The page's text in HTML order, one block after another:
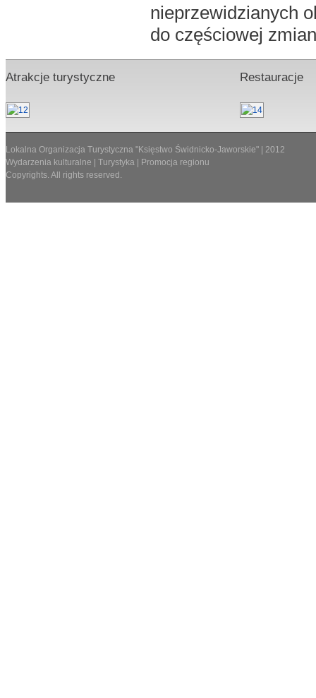
nieprzewidzianych
do częściowej
Atrakcje turystyczne Restauracje
Lokalna Organizacja Turystyczna "Księstwo Świdnicko-Jaworskie" | 2012
Wydarzenia kulturalne | Turystyka | Promocja regionu
Copyrights. All rights reserved.